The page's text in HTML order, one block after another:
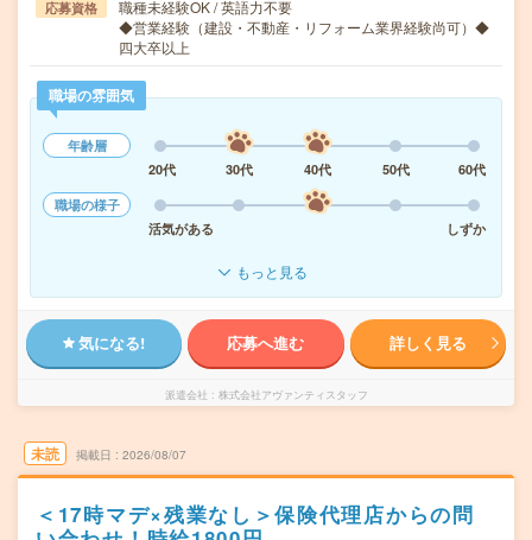
応募資格
職種未経験OK / 英語力不要
◆営業経験（建設・不動産・リフォーム業界経験尚可）◆
四大卒以上
職場の雰囲気
年齢層
20代
30代 40代 50代
60代
職場の様子
活気がある
しずか
もっと見る
気になる! 応募へ進む 詳しく見る
派遣会社 株式会社アヴァンティスタッフ
未読 掲載日 2026/08/07
＜17時マデ×残業なし＞保険代理店からの問